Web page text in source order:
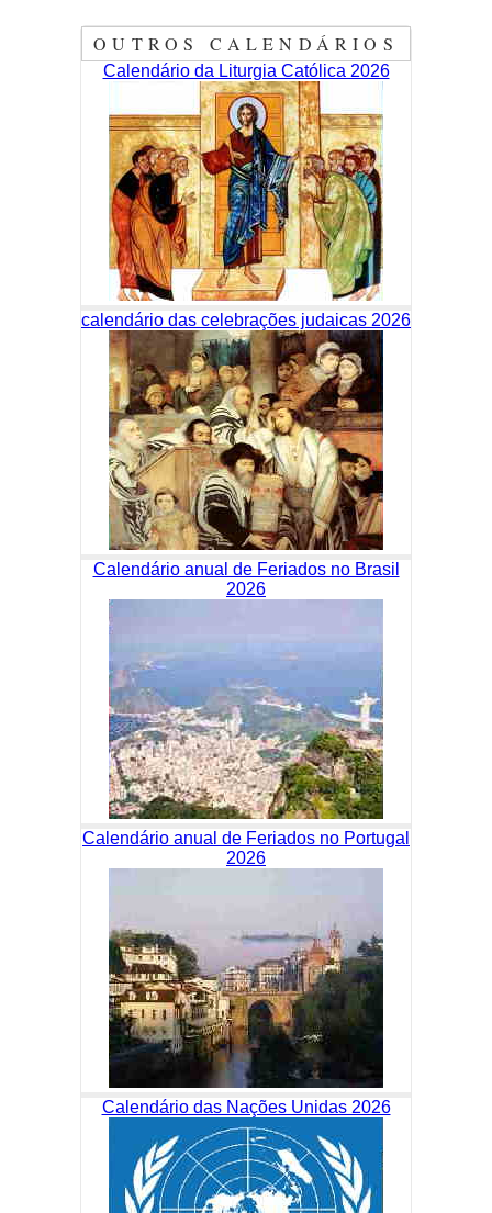
OUTROS CALENDÁRIOS
Calendário da Liturgia Católica 2026
calendário das celebrações judaicas 2026
Calendário anual de Feriados no Brasil
2026
Calendário anual de Feriados no Portugal
2026
Calendário das Nações Unidas 2026